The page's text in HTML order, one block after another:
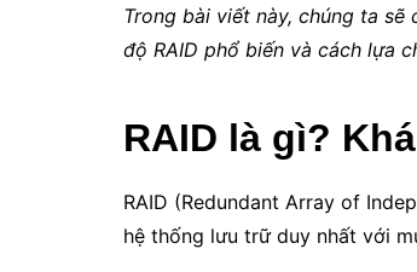
Trong bài viết này, chúng ta sẽ
độ RAID phổ biến và cách lựa
RAID là gì?
RAID (Redundant Array of
hệ thống lưu trữ duy nhất với